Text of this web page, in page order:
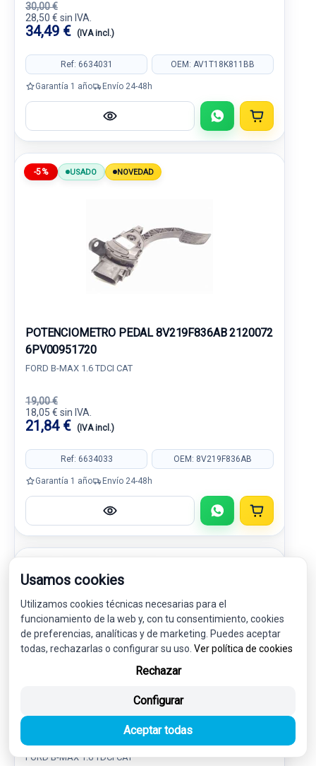
30,00 €
28,50 € sin IVA.
34,49 € (IVA incl.)
Ref: 6634031 OEM: AV1T18K811BB
Garantía 1 año Envío 24-48h
-5% USADO NOVEDAD
POTENCIOMETRO PEDAL 8V219F836AB 2120072
6PV00951720
FORD B-MAX 1.6 TDCI CAT
19,00 €
18,05 € sin IVA.
21,84 € (IVA incl.)
Ref: 6634033 OEM: 8V219F836AB
Garantía 1 año Envío 24-48h
MODULO ELECTRONICO BM5T14D212EC
FORD B-MAX 1.6 TDCI CAT
Usamos cookies
Utilizamos cookies técnicas necesarias para el
funcionamiento de la web y, con tu consentimiento, cookies
de preferencias, analíticas y de marketing. Puedes aceptar
todas, rechazarlas o configurar su uso. Ver política de cookies
Rechazar
Configurar
Aceptar todas